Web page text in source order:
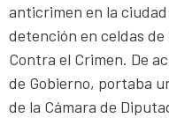
anticrimen en la
detención en celdas
Contra el Crimen. De
de Gobierno, portaba
de la Cámara de